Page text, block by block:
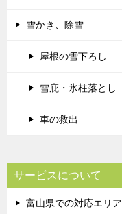
雪かき、除雪
屋根の雪下ろし
雪庇・氷柱落とし
車の救出
サービスについて
富山県での対応エリア